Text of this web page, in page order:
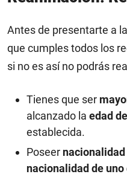
Antes de presentarte a
que cumples todos los
si no es así no podrás
Tienes que ser
alcanzado la edad
establecida.
Poseer
nacionalidad de